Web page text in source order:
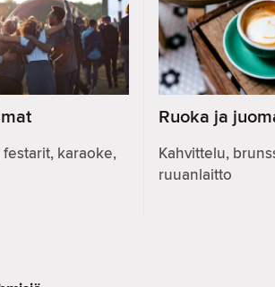
karaoke,
Ruoka ja
Kahvittelu,
ruuanlaitto